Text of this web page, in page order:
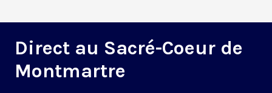
Direct au Sacré-Coeur de
Montmartre